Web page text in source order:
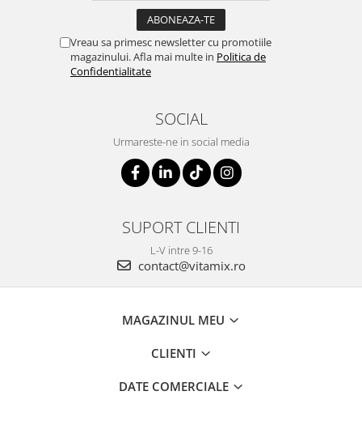
Vreau sa primesc newsletter cu promotiile
magazinului. Afla mai multe in Politica de
Confidentialitate
SOCIAL
Urmareste-ne in social media
SUPORT CLIENTI
L-V intre 9-16
contact@vitamix.ro
MAGAZINUL MEU
CLIENTI
DATE COMERCIALE